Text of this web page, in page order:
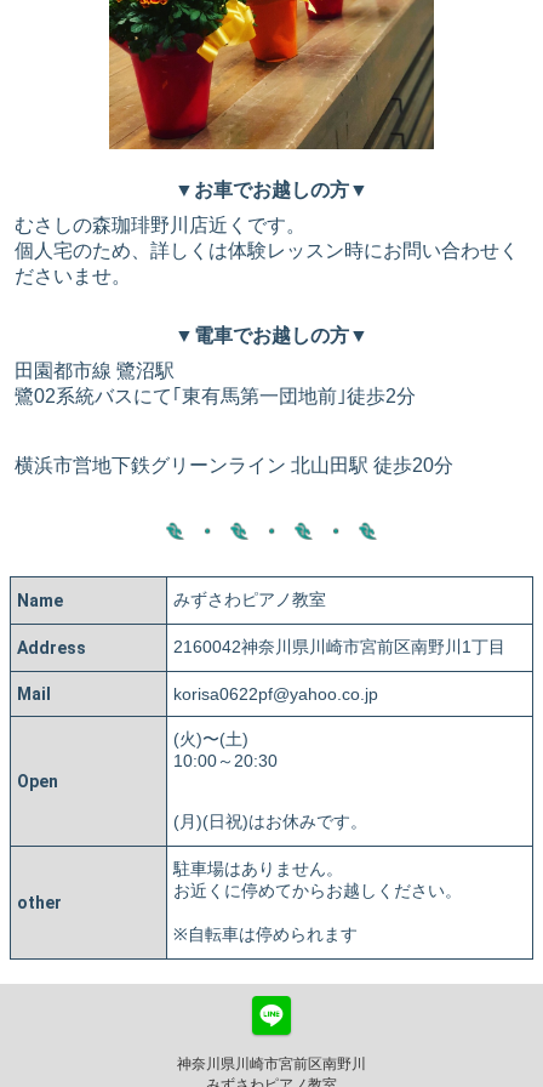
▼お車でお越しの方▼
むさしの森珈琲野川店近くです。
個人宅のため、詳しくは体験レッスン時にお問い合わせく
ださいませ。
▼電車でお越しの方▼
田園都市線 鷺沼駅
鷺02系統バスにて｢東有馬第一団地前｣徒歩2分
横浜市営地下鉄グリーンライン 北山田駅 徒歩20分
Name みずさわピアノ教室
Address 2160042神奈川県川崎市宮前区南野川1丁目
Mail korisa0622pf@yahoo.co.jp
Open
(火)〜(土)
10:00～20:30
(月)(日祝)はお休みです。
other
駐車場はありません。
お近くに停めてからお越しください。
※自転車は停められます
神奈川県川崎市宮前区南野川